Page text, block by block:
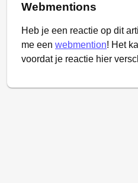
Webmentions
Heb je een reactie op dit
me een webmention! Het
voordat je reactie hier